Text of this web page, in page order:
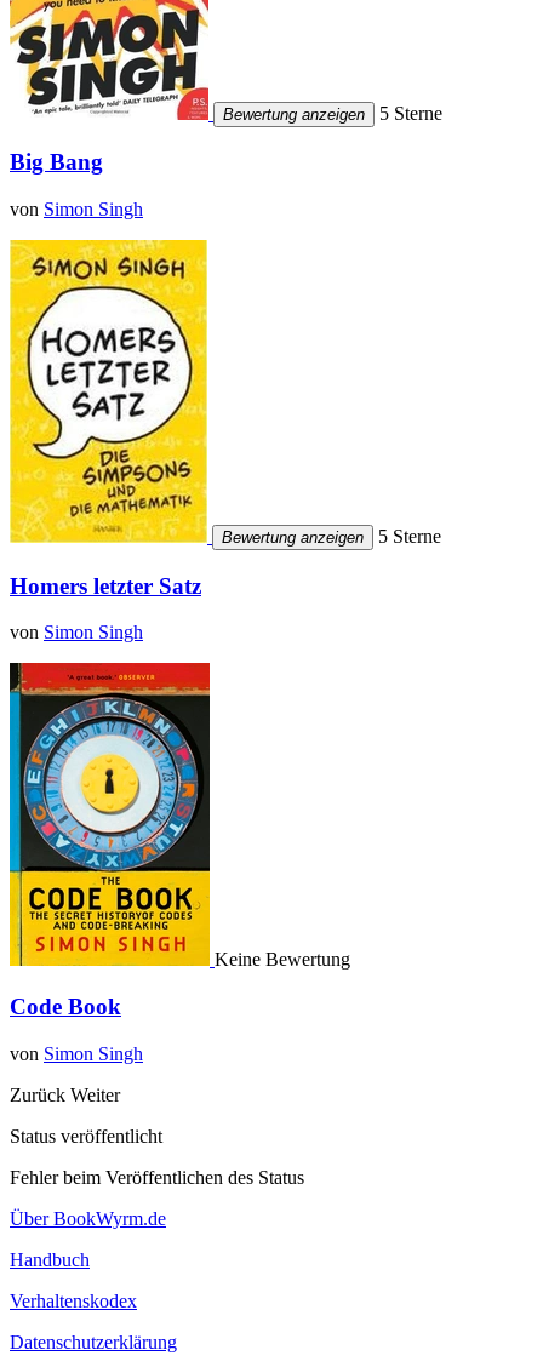
Bewertung anzeigen 5 Sterne
Big Bang
von Simon Singh
Bewertung anzeigen 5 Sterne
Homers letzter Satz
von Simon Singh
Keine Bewertung
Code Book
von Simon Singh
Zurück Weiter
Status veröffentlicht
Fehler beim Veröffentlichen des Status
Über BookWyrm.de
Handbuch
Verhaltenskodex
Datenschutzerklärung